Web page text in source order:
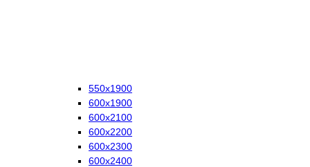
550х1900
600х1900
600х2100
600х2200
600х2300
600х2400